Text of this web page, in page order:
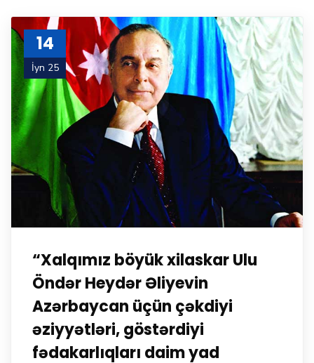
14
İyn 25
“Xalqımız böyük xilaskar Ulu
Öndər Heydər Əliyevin
Azərbaycan üçün çəkdiyi
əziyyətləri, göstərdiyi
fədakarlıqları daim yad